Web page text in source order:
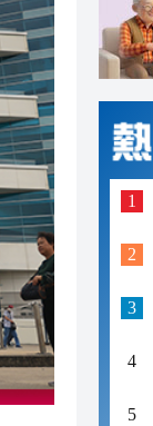
21:08
21:04
20:55
20:42
20:42
20:41
20:40
20:39